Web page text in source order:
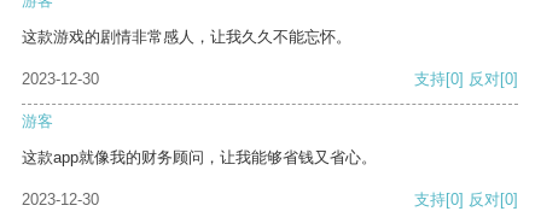
这款游戏的剧情非常感人，让我久久不能忘怀。
2023-12-30 支持[0] 反对[0]
游客
这款app就像我的财务顾问，让我能够省钱又省心。
2023-12-30 支持[0] 反对[0]